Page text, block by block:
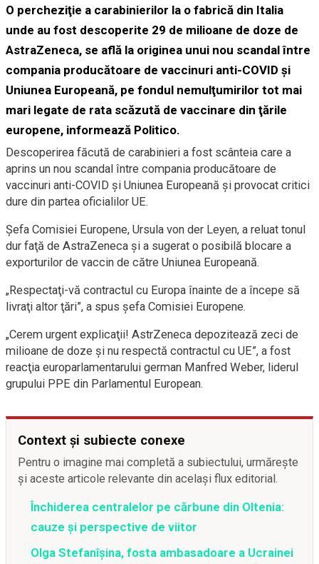
O percheziţie a carabinierilor la o fabrică din Italia
unde au fost descoperite 29 de milioane de doze de
AstraZeneca, se află la originea unui nou scandal între
compania producătoare de vaccinuri anti-COVID şi
Uniunea Europeană, pe fondul nemulţumirilor tot mai
mari legate de rata scăzută de vaccinare din ţările
europene, informează Politico.
Descoperirea făcută de carabinieri a fost scânteia care a
aprins un nou scandal între compania producătoare de
vaccinuri anti-COVID şi Uniunea Europeană şi provocat critici
dure din partea oficialilor UE.
Şefa Comisiei Europene, Ursula von der Leyen, a reluat tonul
dur faţă de AstraZeneca şi a sugerat o posibilă blocare a
exporturilor de vaccin de către Uniunea Europeană.
„Respectaţi-vă contractul cu Europa înainte de a începe să
livraţi altor ţări”, a spus şefa Comisiei Europene.
„Cerem urgent explicaţii! AstrZeneca depozitează zeci de
milioane de doze şi nu respectă contractul cu UE”, a fost
reacţia europarlamentarului german Manfred Weber, liderul
grupului PPE din Parlamentul European.
Context și subiecte conexe
Pentru o imagine mai completă a subiectului, urmărește
și aceste articole relevante din același flux editorial.
Închiderea centralelor pe cărbune din Oltenia:
cauze și perspective de viitor
Olga Stefanîşina, fosta ambasadoare a Ucrainei